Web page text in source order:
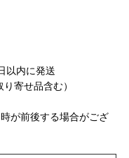
以内に発送
寄せ品含む）
が前後する場合がござ